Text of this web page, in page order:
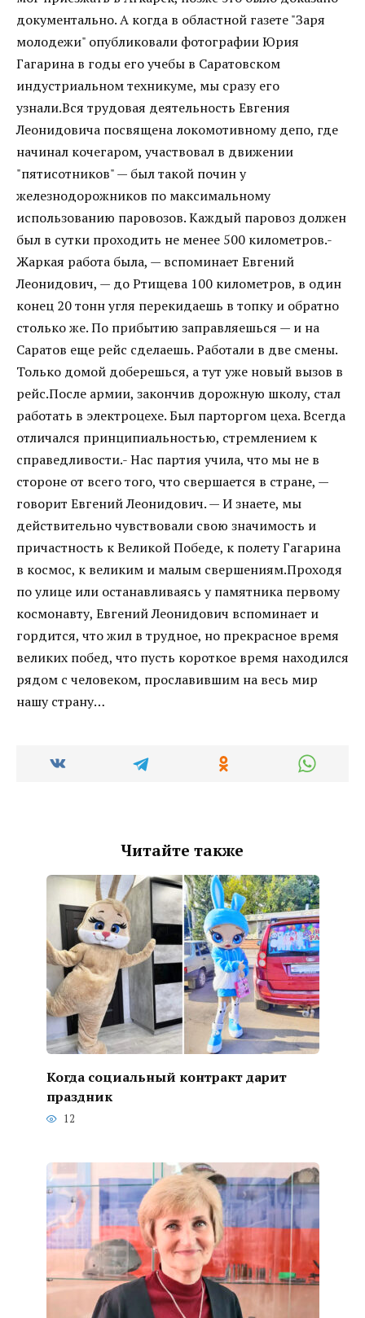
документально. А когда в областной газете "Заря
молодежи" опубликовали фотографии Юрия
Гагарина в годы его учебы в Саратовском
индустриальном техникуме, мы сразу его
узнали.Вся трудовая деятельность Евгения
Леонидовича посвящена локомотивному депо, где
начинал кочегаром, участвовал в движении
"пятисотников" — был такой почин у
железнодорожников по максимальному
использованию паровозов. Каждый паровоз должен
был в сутки проходить не менее 500 километров.-
Жаркая работа была, — вспоминает Евгений
Леонидович, — до Ртищева 100 километров, в один
конец 20 тонн угля перекидаешь в топку и обратно
столько же. По прибытию заправляешься — и на
Саратов еще рейс сделаешь. Работали в две смены.
Только домой доберешься, а тут уже новый вызов в
рейс.После армии, закончив дорожную школу, стал
работать в электроцехе. Был парторгом цеха. Всегда
отличался принципиальностью, стремлением к
справедливости.- Нас партия учила, что мы не в
стороне от всего того, что свершается в стране, —
говорит Евгений Леонидович. — И знаете, мы
действительно чувствовали свою значимость и
причастность к Великой Победе, к полету Гагарина
в космос, к великим и малым свершениям.Проходя
по улице или останавливаясь у памятника первому
космонавту, Евгений Леонидович вспоминает и
гордится, что жил в трудное, но прекрасное время
великих побед, что пусть короткое время находился
рядом с человеком, прославившим на весь мир
нашу страну…
Читайте также
Когда социальный контракт дарит
праздник
12